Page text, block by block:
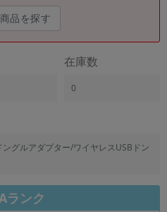
品を探す
在庫数
0
グルアダプター/ワイヤレスUSBドン
ランク